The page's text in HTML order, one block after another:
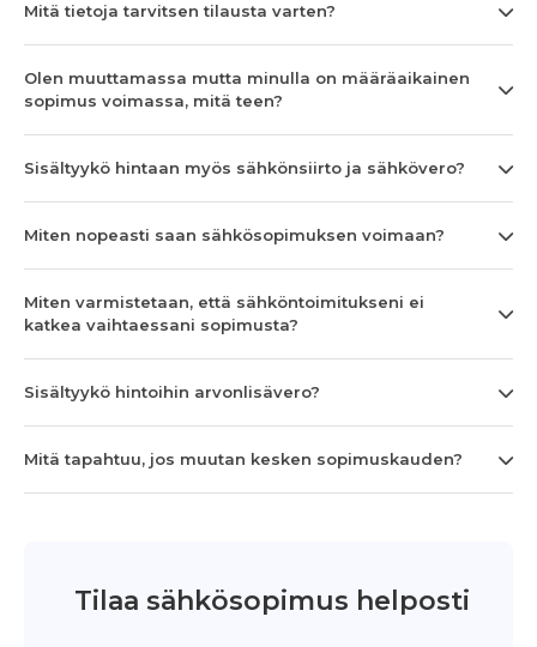
Mitä tietoja tarvitsen tilausta varten?
Olen muuttamassa mutta minulla on määräaikainen
sopimus voimassa, mitä teen?
Sisältyykö hintaan myös sähkönsiirto ja sähkövero?
Miten nopeasti saan sähkösopimuksen voimaan?
Miten varmistetaan, että sähköntoimitukseni ei
katkea vaihtaessani sopimusta?
Sisältyykö hintoihin arvonlisävero?
Mitä tapahtuu, jos muutan kesken sopimuskauden?
Tilaa sähkösopimus helposti